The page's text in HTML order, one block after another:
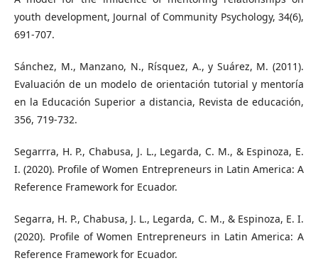
youth development, Journal of Community Psychology, 34(6),
691-707.
Sánchez, M., Manzano, N., Rísquez, A., y Suárez, M. (2011).
Evaluación de un modelo de orientación tutorial y mentoría
en la Educación Superior a distancia, Revista de educación,
356, 719-732.
Segarrra, H. P., Chabusa, J. L., Legarda, C. M., & Espinoza, E.
I. (2020). Profile of Women Entrepreneurs in Latin America: A
Reference Framework for Ecuador.
Segarra, H. P., Chabusa, J. L., Legarda, C. M., & Espinoza, E. I.
(2020). Profile of Women Entrepreneurs in Latin America: A
Reference Framework for Ecuador.